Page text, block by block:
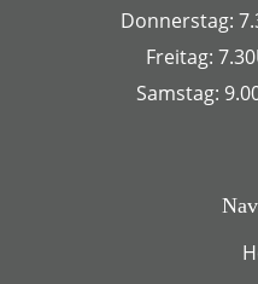
Donnerstag:
Freitag:
Samstag: